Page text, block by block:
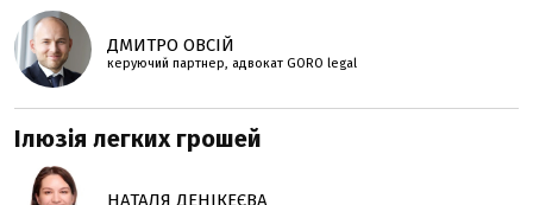
ДМИТРО ОВСІЙ
керуючий партнер, адвокат GORO legal
Ілюзія легких грошей
НАТАЛЯ ДЕНІКЕЄВА